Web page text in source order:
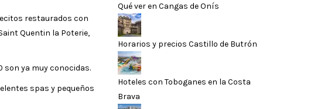
restaurados con
Quentin la Poterie,
son ya muy conocidas.
spas y pequeños
Qué ver en Cangas de Onís
Horarios y precios Castillo de Butrón
Hoteles con Toboganes en la Costa
Brava